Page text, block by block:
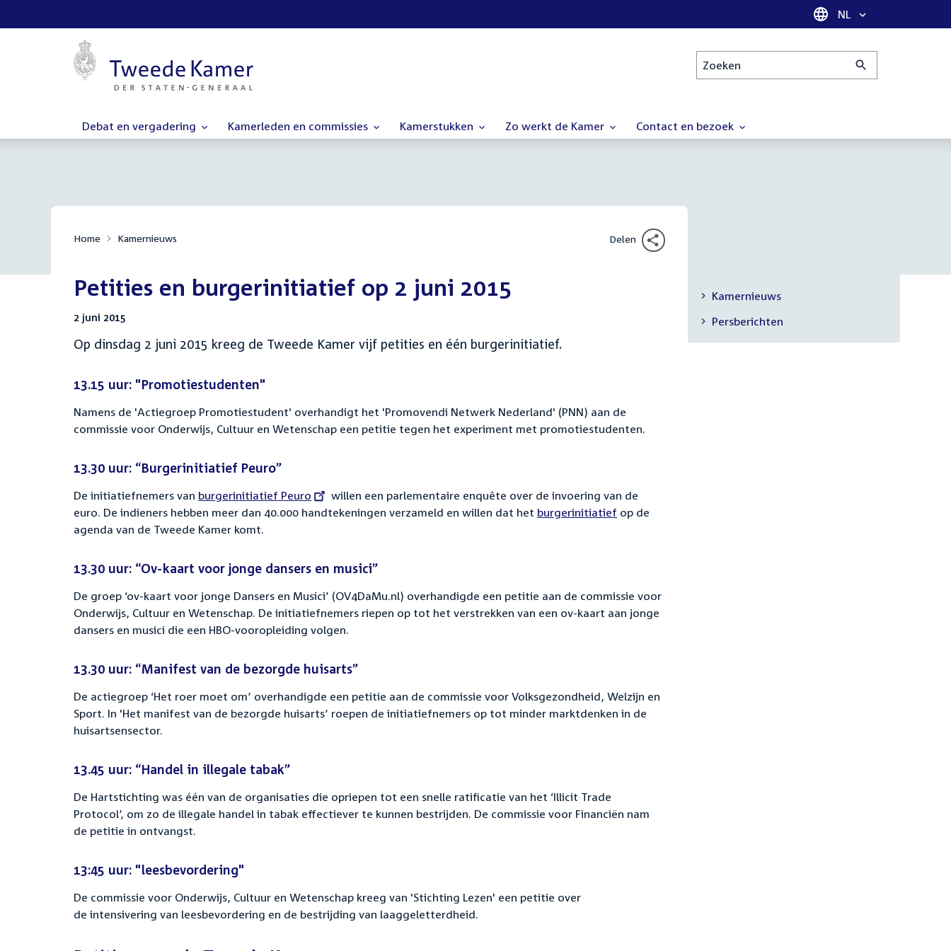
Taal selectie
NL
Zoeken
Debat en vergadering Kamerleden en commissies Kamerstukken Zo werkt de Kamer Contact en bezoek
Home Kamernieuws Delen
Petities en burgerinitiatief op 2 juni 2015
2 juni 2015
Op dinsdag 2 juni 2015 kreeg de Tweede Kamer vijf petities en één burgerinitiatief.
13.15 uur: "Promotiestudenten"
Namens de 'Actiegroep Promotiestudent' overhandigt het 'Promovendi Netwerk Nederland' (PNN) aan de
commissie voor Onderwijs, Cultuur en Wetenschap een petitie tegen het experiment met promotiestudenten.
13.30 uur: “Burgerinitiatief Peuro”
De initiatiefnemers van External
link:
burgerinitiatief Peuro
willen een parlementaire enquête over de invoering van de
euro. De indieners hebben meer dan 40.000 handtekeningen verzameld en willen dat het burgerinitiatief op de
agenda van de Tweede Kamer komt.
13.30 uur: “Ov-kaart voor jonge dansers en musici”
De groep ‘ov-kaart voor jonge Dansers en Musici’ (OV4DaMu.nl) overhandigde een petitie aan de commissie voor
Onderwijs, Cultuur en Wetenschap. De initiatiefnemers riepen op tot het verstrekken van een ov-kaart aan jonge
dansers en musici die een HBO-vooropleiding volgen.
13.30 uur: “Manifest van de bezorgde huisarts”
De actiegroep ‘Het roer moet om’ overhandigde een petitie aan de commissie voor Volksgezondheid, Welzijn en
Sport. In 'Het manifest van de bezorgde huisarts’ roepen de initiatiefnemers op tot minder marktdenken in de
huisartsensector.
13.45 uur: “Handel in illegale tabak”
De Hartstichting was één van de organisaties die opriepen tot een snelle ratificatie van het ‘Illicit Trade
Protocol’, om zo de illegale handel in tabak effectiever te kunnen bestrijden. De commissie voor Financiën nam
de petitie in ontvangst.
13:45 uur: "leesbevordering"
De commissie voor Onderwijs, Cultuur en Wetenschap kreeg van 'Stichting Lezen' een petitie over
de intensivering van leesbevordering en de bestrijding van laaggeletterdheid.
Secundaire
navigatie
Kamernieuws
Persberichten